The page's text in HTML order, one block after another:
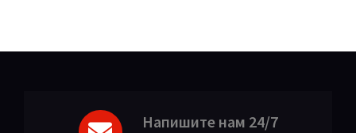
Напишите нам 24/7